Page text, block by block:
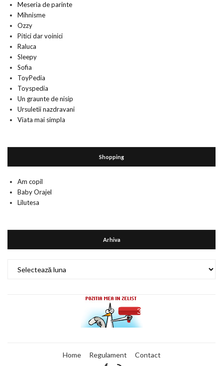
Meseria de parinte
Mihnisme
Ozzy
Pitici dar voinici
Raluca
Sleepy
Sofia
ToyPedia
Toyspedia
Un graunte de nisip
Ursuletii nazdravani
Viata mai simpla
Shopping
Am copil
Baby Orajel
Lilutesa
Arhiva
Home Regulament Contact